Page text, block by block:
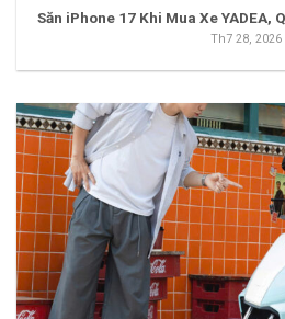
Săn iPhone 17 Khi Mua Xe YADEA,
Th7 28, 2026